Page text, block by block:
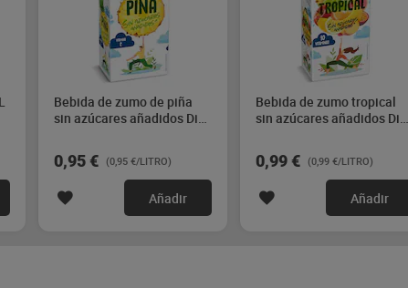
Bebida de zumo de piña
sin azúcares añadidos Dia
0,95 € (0,95 €/LITRO)
Añadir
Bebida de zumo tropical
sin azúcares añadidos Dia
0,99 € (0,99 €/LITRO)
Añadir